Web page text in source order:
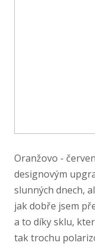
Oranžovo -
designovým
slunných dnech,
jak dobře jsem
a to díky sklu,
tak trochu